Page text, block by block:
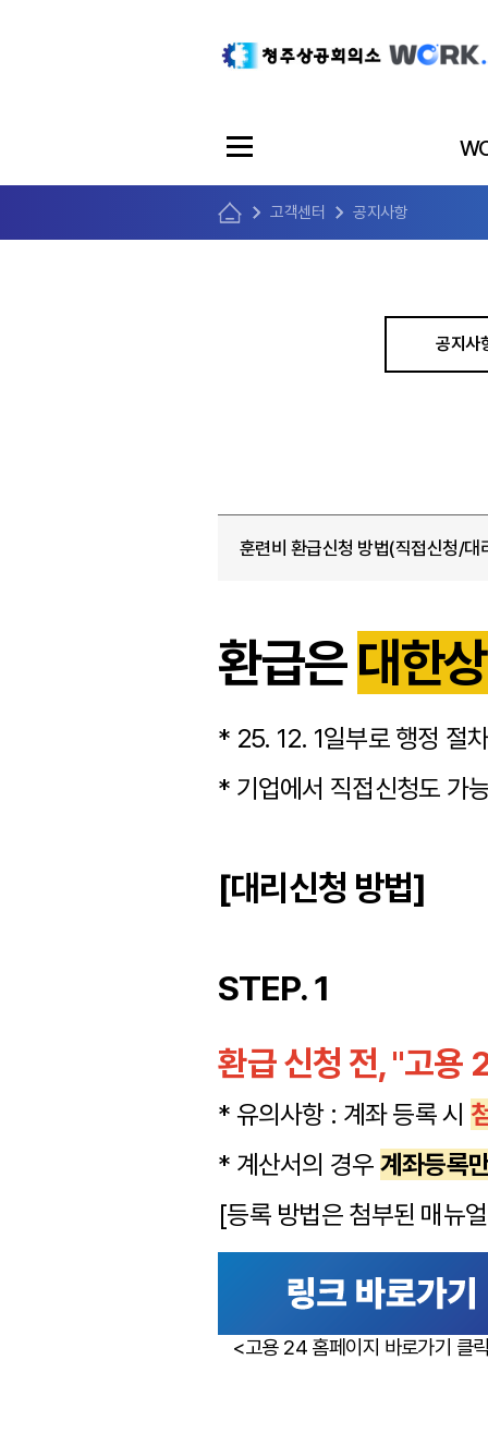
공지사
고객센터 공지사항
훈련비 환급신청 방법(직접신청/대
환급은대한
* 25. 12. 1일부로 행정 절
* 기업에서 직접신청도 가
[대리신청 방법]
STEP. 1
환급 신청 전, "고용
* 유의사항 : 계좌 등록 시
* 계산서의 경우 계좌등록
[등록 방법은 첨부된 매뉴
<고용 24 홈페이지 바로가기 클